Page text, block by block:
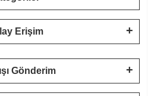
Erişim
Gönderim